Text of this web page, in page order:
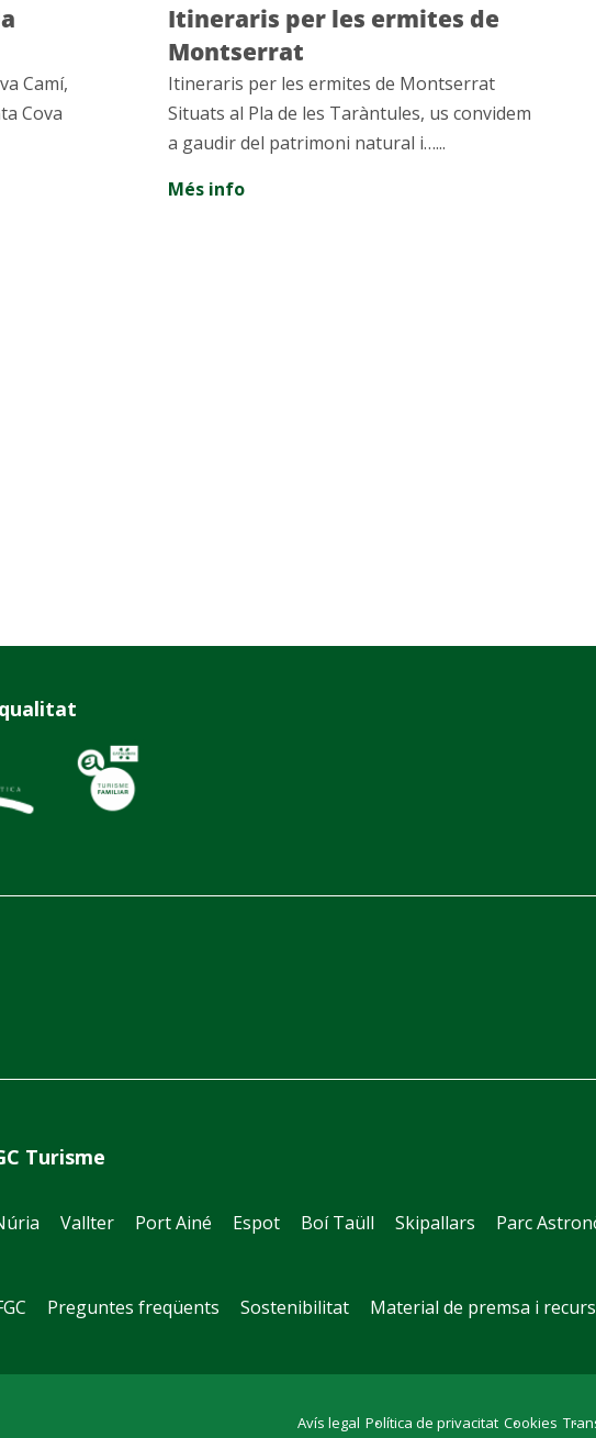
de
convidem
Viu la màgia del Nadal a Vall
de Núria
Viu la màgia del Nadal a Vall de Núria
Imagina un Nadal blanc, envoltat de
muntanyes nevades i un ambient…...
Més info
Turisme
Vallter Port Ainé Espot Boí Taüll Skipallars Parc
Preguntes freqüents Sostenibilitat Material de premsa i
Avís legal Política de privacitat Cookies